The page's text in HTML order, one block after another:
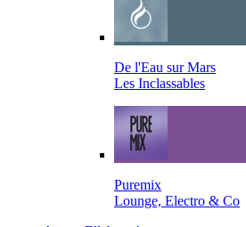
De l'Eau sur Mars
Les Inclassables
Puremix
Lounge, Electro & Co